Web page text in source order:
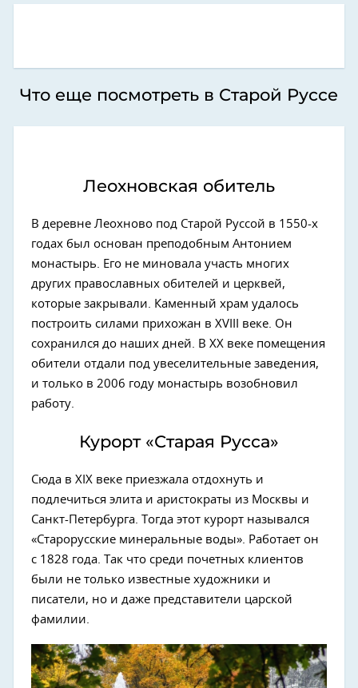
Что еще посмотреть в Старой Руссе
Леохновская обитель
В деревне Леохново под Старой Руссой в 1550-х
годах был основан преподобным Антонием
монастырь. Его не миновала участь многих
других православных обителей и церквей,
которые закрывали. Каменный храм удалось
построить силами прихожан в XVIII веке. Он
сохранился до наших дней. В XX веке помещения
обители отдали под увеселительные заведения,
и только в 2006 году монастырь возобновил
работу.
Курорт «‎Старая Русса»
Сюда в XIX веке приезжала отдохнуть и
подлечиться элита и аристократы из Москвы и
Санкт-Петербурга. Тогда этот курорт назывался
«Старорусские минеральные воды». Работает он
с 1828 года. Так что среди почетных клиентов
были не только известные художники и
писатели, но и даже представители царской
фамилии.